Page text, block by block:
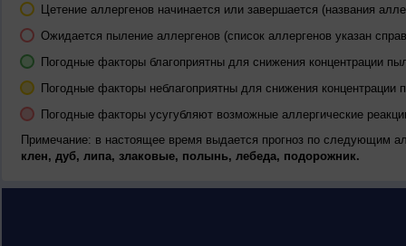
Цетение аллергенов начинается или завершается (названия
Ожидается пыление аллергенов (список аллергенов указан
Погодные факторы благоприятны для снижения концентрации
Погодные факторы неблагоприятны для снижения концентрации
Погодные факторы усугубляют возможные аллергические
Примечание: в настоящее время выдается прогноз по следующим
клен, дуб, липа, злаковые, полынь, лебеда, подорожник.